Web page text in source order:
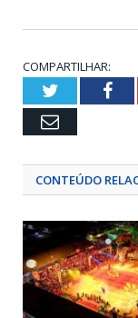
COMPARTILHAR:
Twitter
Email
CONTEÚDO